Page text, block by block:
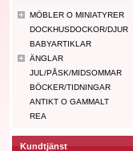
MÖBLER O MINIATYRER
DOCKHUSDOCKOR/DJUR
BABYARTIKLAR
ÄNGLAR
JUL/PÅSK/MIDSOMMAR
BÖCKER/TIDNINGAR
ANTIKT O GAMMALT
REA
Kundtjänst